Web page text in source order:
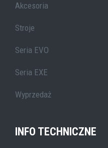
Akcesoria
Stroje
Seria EVO
Seria EXE
Wyprzedaż
INFO TECHNICZNE